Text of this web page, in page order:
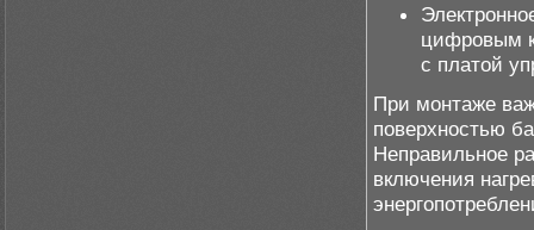
цифровым
с платой
При монтаже
поверхностью
Неправильное
включения